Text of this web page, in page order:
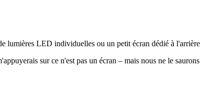
lumières LED individuelles ou un petit écran dédié à
sur ce n'est pas un écran – mais nous ne le